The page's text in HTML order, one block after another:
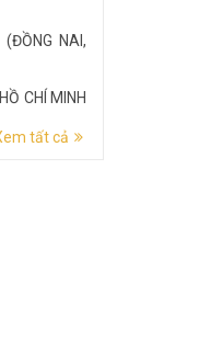
NAI,
CHÍ MINH
tất cả